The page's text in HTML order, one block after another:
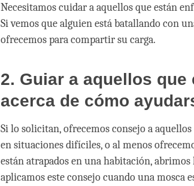
Necesitamos cuidar a aquellos que están
Si vemos que alguien está batallando con
ofrecemos para compartir su carga.
2. Guiar a aquellos
acerca de cómo
Si lo solicitan, ofrecemos consejo a
en situaciones difíciles, o al menos
están atrapados en una habitación,
aplicamos este consejo cuando una mosca